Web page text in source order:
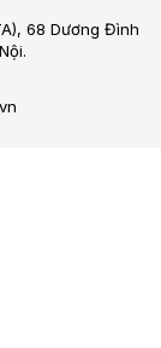
68 Dương Đình